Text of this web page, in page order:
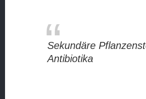
Sekundäre
Antibiotika